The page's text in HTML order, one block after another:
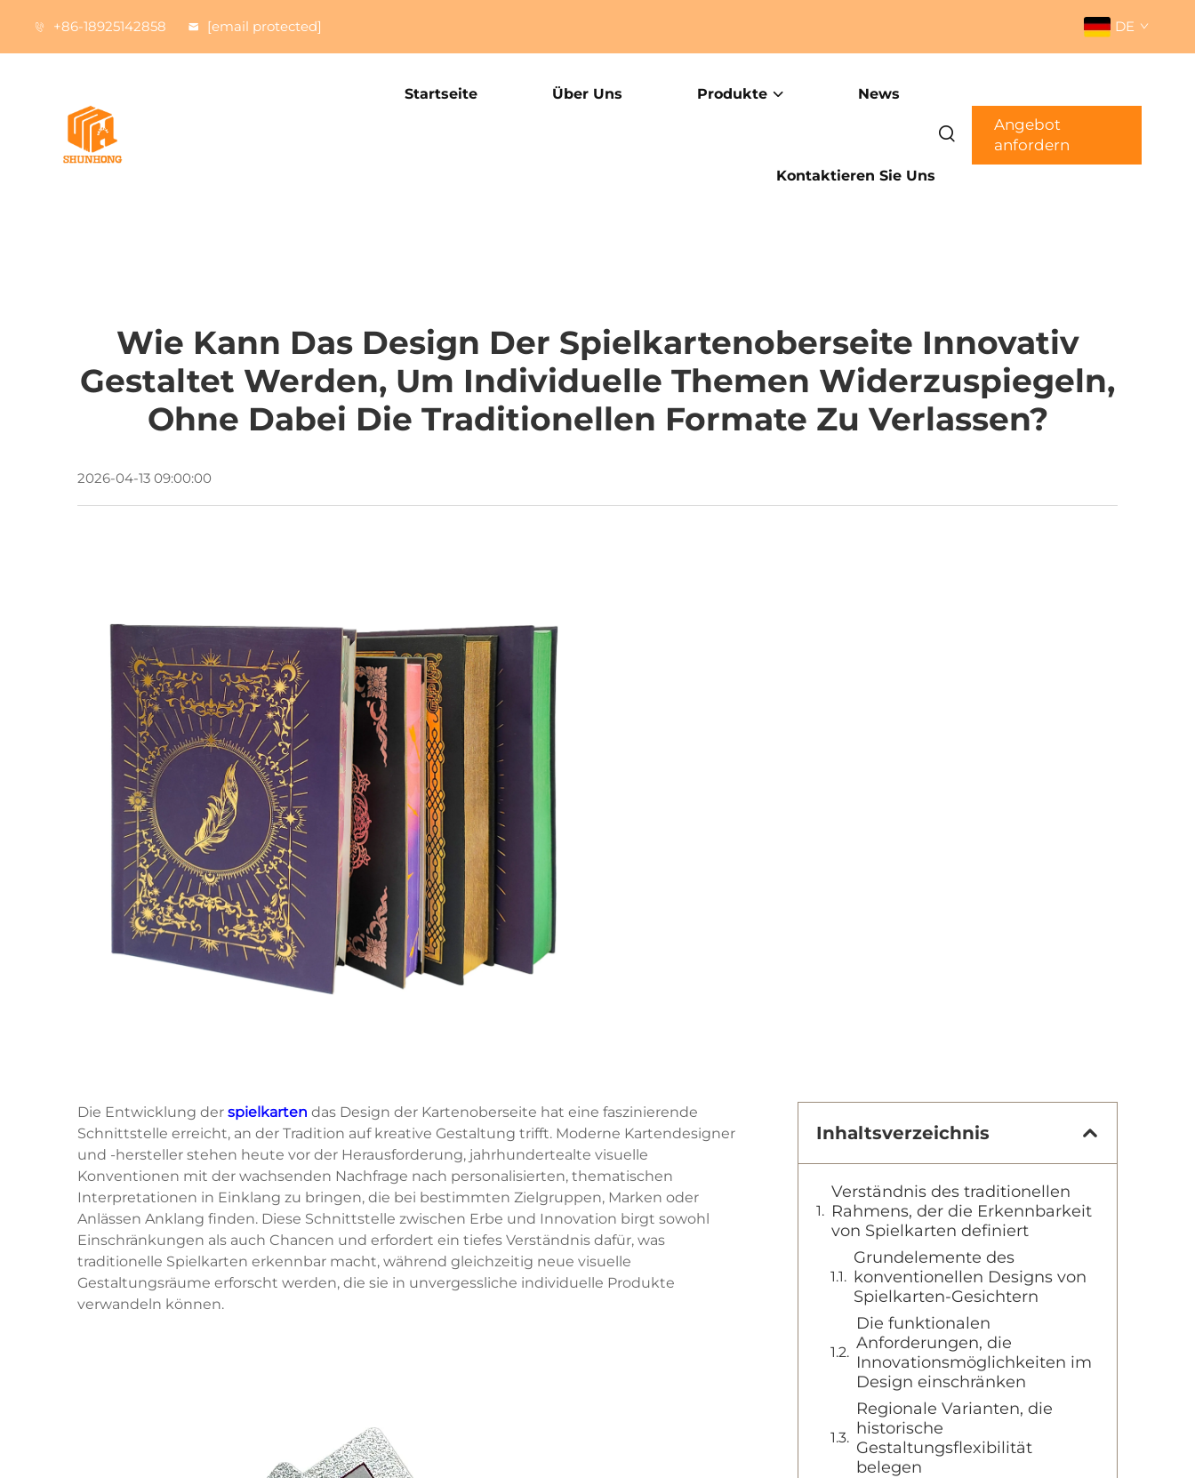
+86-18925142858 [email protected] DE
Startseite Über Uns Produkte News
Kontaktieren Sie Uns
Angebot
anfordern
Wie Kann Das Design Der Spielkartenoberseite Innovativ
Gestaltet Werden, Um Individuelle Themen Widerzuspiegeln,
Ohne Dabei Die Traditionellen Formate Zu Verlassen?
2026-04-13 09:00:00
Die Entwicklung der spielkarten das Design der Kartenoberseite hat eine faszinierende
Schnittstelle erreicht, an der Tradition auf kreative Gestaltung trifft. Moderne Kartendesigner
und -hersteller stehen heute vor der Herausforderung, jahrhundertealte visuelle
Konventionen mit der wachsenden Nachfrage nach personalisierten, thematischen
Interpretationen in Einklang zu bringen, die bei bestimmten Zielgruppen, Marken oder
Anlässen Anklang finden. Diese Schnittstelle zwischen Erbe und Innovation birgt sowohl
Einschränkungen als auch Chancen und erfordert ein tiefes Verständnis dafür, was
traditionelle Spielkarten erkennbar macht, während gleichzeitig neue visuelle
Gestaltungsräume erforscht werden, die sie in unvergessliche individuelle Produkte
verwandeln können.
Inhaltsverzeichnis
Verständnis des traditionellen
Rahmens, der die Erkennbarkeit
von Spielkarten definiert
Grundelemente des
konventionellen Designs von
Spielkarten-Gesichtern
Die funktionalen
Anforderungen, die
Innovationsmöglichkeiten im
Design einschränken
Regionale Varianten, die
historische
Gestaltungsflexibilität
belegen